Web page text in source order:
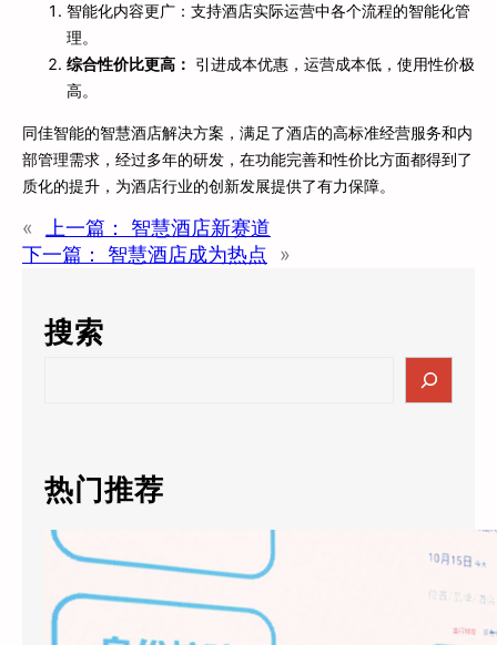
智能化内容更广：支持酒店实际运营中各个流程的智能化管
理。
综合性价比更高： 引进成本优惠，运营成本低，使用性价极
高。
同佳智能的智慧酒店解决方案，满足了酒店的高标准经营服务和内
部管理需求，经过多年的研发，在功能完善和性价比方面都得到了
质化的提升，为酒店行业的创新发展提供了有力保障。
« 上一篇：
智慧酒店新赛道
下一篇：
智慧酒店成为热点 »
搜索
c
h
热门推荐